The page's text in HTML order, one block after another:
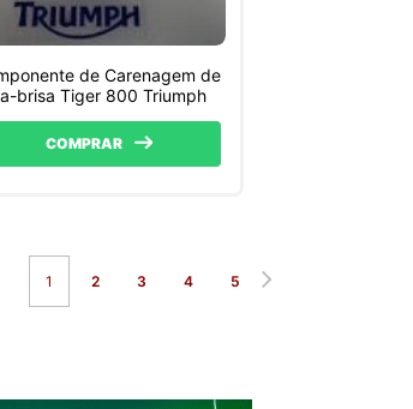
de Carenagem de
brisa Tiger 800 Triumph
COMPRAR
1 2 3 4 5